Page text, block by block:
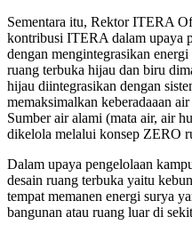
Sementara itu, Rektor ITERA
kontribusi ITERA dalam upaya
dengan mengintegrasikan
ruang terbuka hijau dan biru
hijau diintegrasikan dengan
memaksimalkan keberadaaan
Sumber air alami (mata air, air
dikelola melalui konsep ZERO
Dalam upaya pengelolaan
desain ruang terbuka yaitu
tempat memanen energi surya
bangunan atau ruang luar di